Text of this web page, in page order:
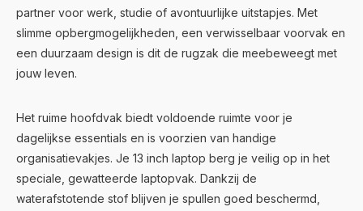
partner voor werk, studie of avontuurlijke uitstapjes. Met
slimme opbergmogelijkheden, een verwisselbaar voorvak en
een duurzaam design is dit de rugzak die meebeweegt met
jouw leven.
Het ruime hoofdvak biedt voldoende ruimte voor je
dagelijkse essentials en is voorzien van handige
organisatievakjes. Je 13 inch laptop berg je veilig op in het
speciale, gewatteerde laptopvak. Dankzij de
waterafstotende stof blijven je spullen goed beschermd,